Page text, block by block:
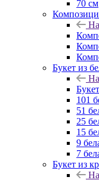
70 см
Букет из
101
51
25
15
9
7
Букет из